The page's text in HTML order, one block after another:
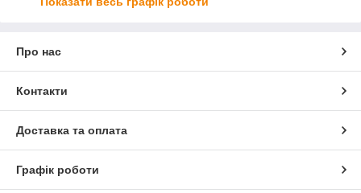
Про нас
Контакти
Доставка та оплата
Графік роботи